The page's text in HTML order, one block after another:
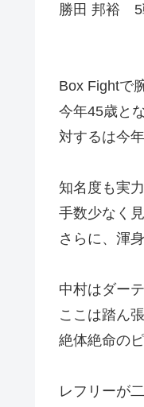
勝田 邦裕 5
Box Fightで
今年45歳と
対するは今
知名度も実
手数少なく
さらに、渾
中村はダー
ここは踏ん
絶体絶命の
レフリーが